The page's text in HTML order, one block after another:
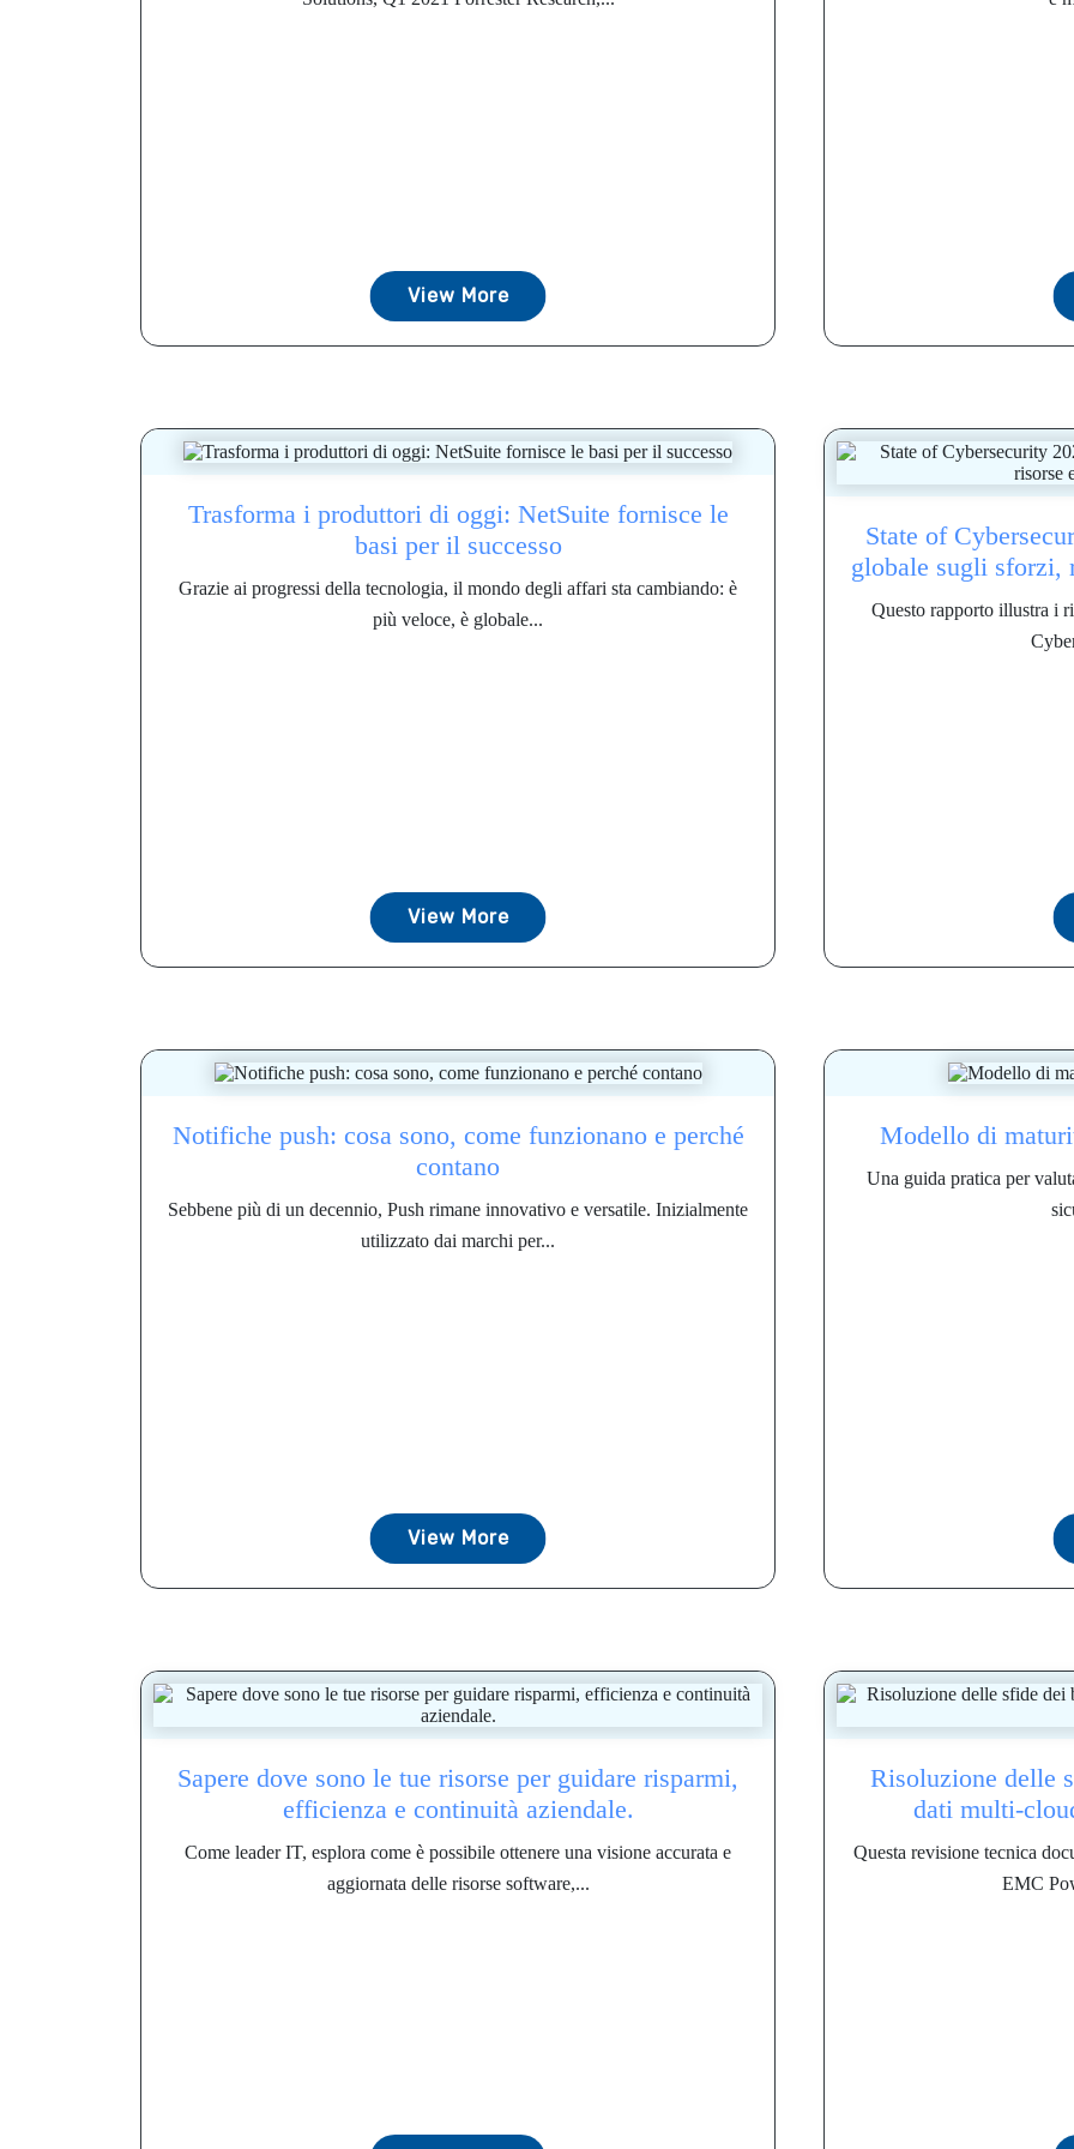
View More
Trasforma i produttori di oggi: NetSuite fornisce le
basi per il successo
Grazie ai progressi della tecnologia, il mondo degli affari sta cambiando: è
più veloce, è globale...
View More
State of
globale sugli sforzi,
Questo rapporto illustra i
Notifiche push: cosa sono, come funzionano e perché
contano
Sebbene più di un decennio, Push rimane innovativo e versatile. Inizialmente
utilizzato dai marchi per...
View More
Modello di
Una guida pratica per
Sapere dove sono le tue risorse per guidare risparmi,
efficienza e continuità aziendale.
Come leader IT, esplora come è possibile ottenere una visione accurata e
aggiornata delle risorse software,...
Risoluzione delle
dati multi-
Questa revisione tecnica
EMC